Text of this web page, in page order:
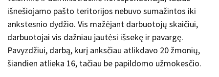
išnešiojamo pašto teritorijos nebuvo sumažintos iki
ankstesnio dydžio. Vis mažėjant darbuotojų skaičiui,
darbuotojai vis dažniau jautėsi išsekę ir pavargę.
Pavyzdžiui, darbą, kurį anksčiau atlikdavo 20 žmonių,
šiandien atlieka 16, tačiau be papildomo užmokesčio.